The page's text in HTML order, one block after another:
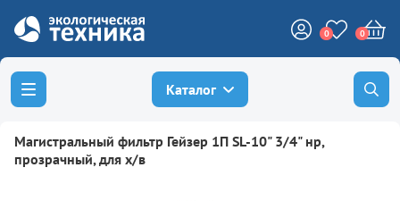
0 0
Каталог
Магистральный фильтр Гейзер 1П SL-10" 3/4" нр,
прозрачный, для х/в